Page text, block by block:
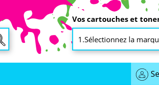
Vos cartouches et